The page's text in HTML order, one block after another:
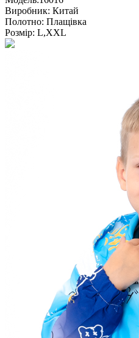
Виробник: Китай
Полотно: Плащівка
Розмір: L,XXL